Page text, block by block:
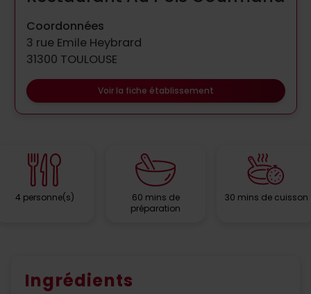
Coordonnées
3 rue Emile Heybrard
31300 TOULOUSE
Voir la fiche établissement
4 personne(s)
60 mins de
préparation
30 mins de cuisson
Ingrédients